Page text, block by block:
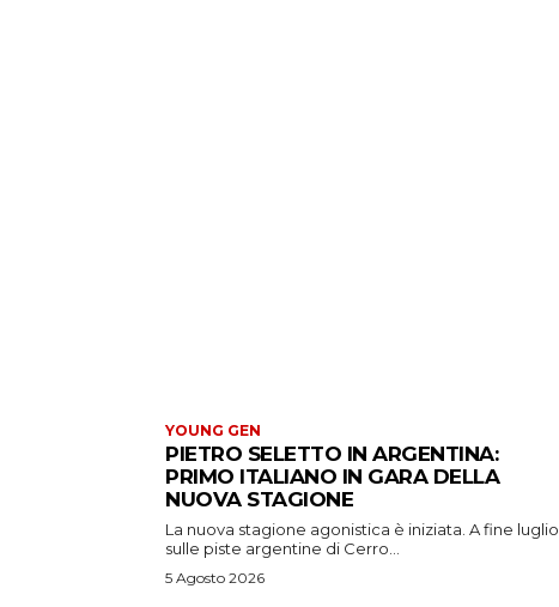
YOUNG GEN
PIETRO SELETTO IN ARGENTINA:
PRIMO ITALIANO IN GARA DELLA
NUOVA STAGIONE
La nuova stagione agonistica è iniziata. A fine luglio,
sulle piste argentine di Cerro...
5 Agosto 2026